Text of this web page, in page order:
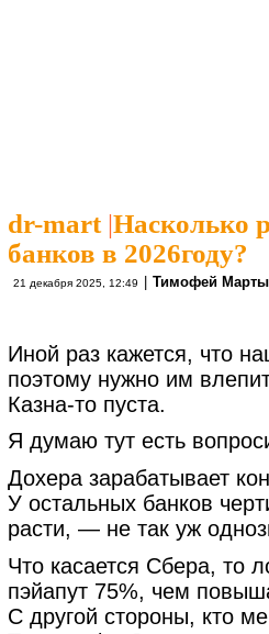
dr-mart|Насколько
банков в 2026году?
21 декабря 2025, 12:49 Тимофей
Иной раз кажется, что
поэтому нужно им
Казна-то пуста.
Я думаю тут есть
Дохера зарабатывает
У остальных банков
расти, — не так уж
Что касается Сбера, то
пэйапут 75%, чем
С другой стороны, кто